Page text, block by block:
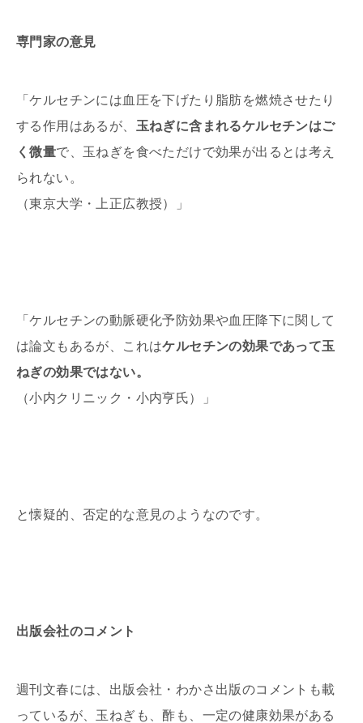
専門家の意見
「ケルセチンには血圧を下げたり脂肪を燃焼させたり
する作用はあるが、 玉ねぎに含まれるケルセチンはご
く微量で、玉ねぎを食べただけで効果が出るとは考え
られない。
（東京大学・上正広教授）」
「ケルセチンの動脈硬化予防効果や血圧降下に関して
は論文もあるが、これはケルセチンの効果であって玉
ねぎの効果ではない。
（小内クリニック・小内亨氏）」
と懐疑的、否定的な意見のようなのです。
出版会社のコメント
週刊文春には、出版会社・わかさ出版のコメントも載
っているが、玉ねぎも、酢も、一定の健康効果がある